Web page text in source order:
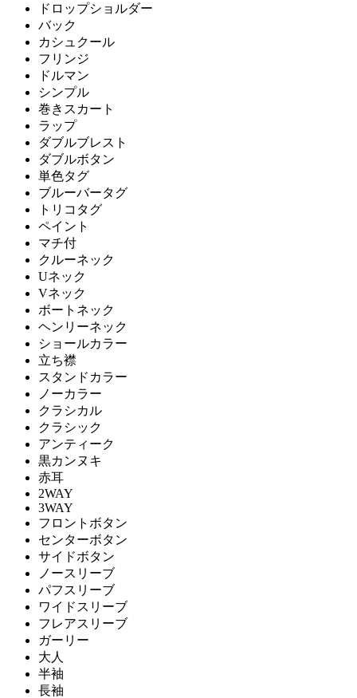
ドロップショルダー
バック
カシュクール
フリンジ
ドルマン
シンプル
巻きスカート
ラップ
ダブルブレスト
ダブルボタン
単色タグ
ブルーバータグ
トリコタグ
ペイント
マチ付
クルーネック
Uネック
Vネック
ボートネック
ヘンリーネック
ショールカラー
立ち襟
スタンドカラー
ノーカラー
クラシカル
クラシック
アンティーク
黒カンヌキ
赤耳
2WAY
3WAY
フロントボタン
センターボタン
サイドボタン
ノースリーブ
パフスリーブ
ワイドスリーブ
フレアスリーブ
ガーリー
大人
半袖
長袖